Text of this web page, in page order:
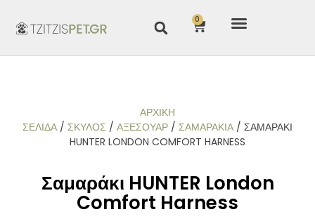
0
ΑΡΧΙΚΉ
ΣΕΛΊΔΑ / ΣΚΥΛΟΣ / ΑΞΕΣΟΥΑΡ / ΣΑΜΑΡΆΚΙΑ / ΣΑΜΑΡΆΚΙ
HUNTER LONDON COMFORT HARNESS
Σαμαράκι HUNTER London
Comfort Harness